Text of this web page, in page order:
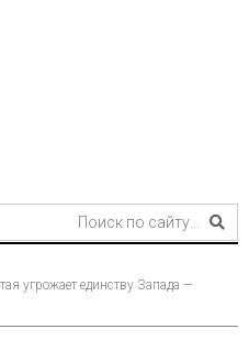
угрожает единству Запада —